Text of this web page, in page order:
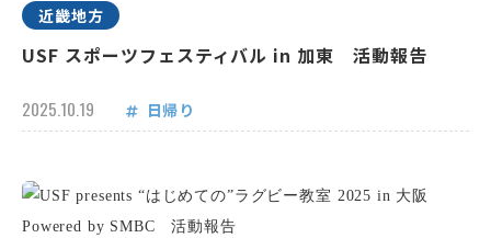
近畿地方
USF スポーツフェスティバル in 加東 活動報告
2025.10.19 日帰り